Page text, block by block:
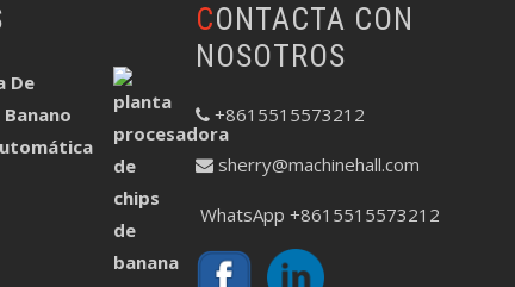
De
CONTACTA CON
NOSOTROS
+8615515573212
sherry@machinehall.com
WhatsApp +8615515573212